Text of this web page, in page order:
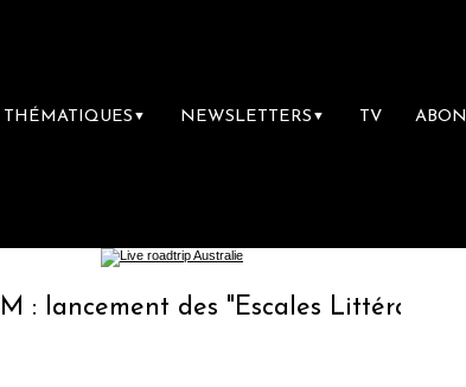
THÉMATIQUES ▼ NEWSLETTERS ▼ TV
des "Escales Littéraires", la